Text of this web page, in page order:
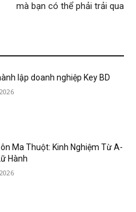
mà bạn có thể phải trải qua
lập doanh nghiệp Key BD
Ma Thuột: Kinh Nghiệm Từ A-
Hành